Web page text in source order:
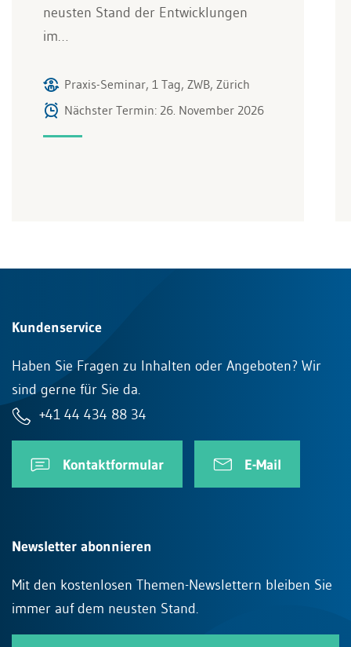
neusten Stand der Entwicklungen
im…
Praxis-Seminar, 1 Tag, ZWB, Zürich
Nächster Termin: 26. November 2026
Kundenservice
Haben Sie Fragen zu Inhalten oder Angeboten? Wir
sind gerne für Sie da.
+41 44 434 88 34
Kontaktformular E-Mail
Newsletter abonnieren
Mit den kostenlosen Themen-Newslettern bleiben Sie
immer auf dem neusten Stand.